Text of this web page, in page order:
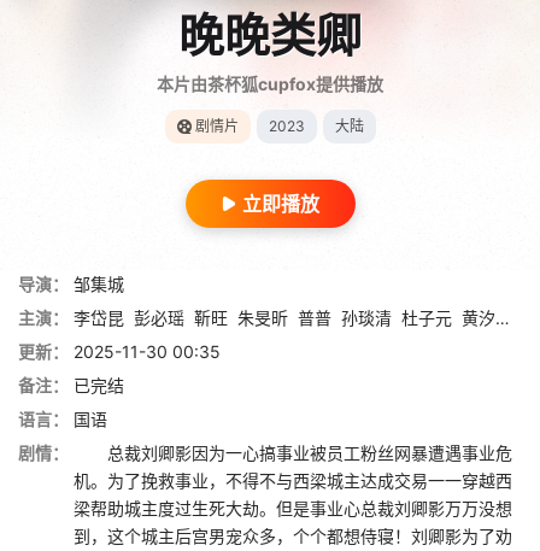
晚晚类卿
本片由茶杯狐cupfox提供播放
剧情片 2023 大陆
立即播放
导演：
邹集城
主演：
李岱昆 彭必瑶 靳旺 朱旻昕 普普 孙琰清 杜子元 黄汐然
更新：
2025-11-30 00:35
备注：
已完结
语言：
国语
剧情：
总裁刘卿影因为一心搞事业被员工粉丝网暴遭遇事业危
机。为了挽救事业，不得不与西梁城主达成交易一一穿越西
梁帮助城主度过生死大劫。但是事业心总裁刘卿影万万没想
到，这个城主后宫男宠众多，个个都想侍寝！刘卿影为了劝